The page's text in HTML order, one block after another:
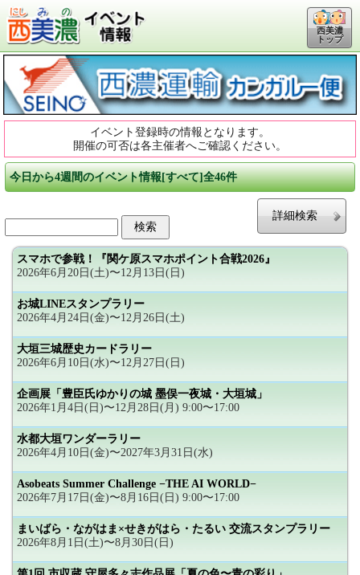
西美濃
トップ
イベント登録時の情報となります。
開催の可否は各主催者へご確認ください。
今日から4週間のイベント情報[すべて]全46件
詳細検索
スマホで参戦！『関ケ原スマホポイント合戦2026』
2026年6月20日(土)〜12月13日(日)
お城LINEスタンプラリー
2026年4月24日(金)〜12月26日(土)
大垣三城歴史カードラリー
2026年6月10日(水)〜12月27日(日)
企画展「豊臣氏ゆかりの城 墨俣一夜城・大垣城」
2026年1月4日(日)〜12月28日(月) 9:00〜17:00
水都大垣ワンダーラリー
2026年4月10日(金)〜2027年3月31日(水)
Asobeats Summer Challenge −THE AI WORLD−
2026年7月17日(金)〜8月16日(日) 9:00〜17:00
まいばら・ながはま×せきがはら・たるい 交流スタンプラリー
2026年8月1日(土)〜8月30日(日)